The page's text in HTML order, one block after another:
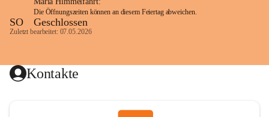
Die Öffnungszeiten können an diesem Feiertag abweichen.
SO Geschlossen
Zuletzt bearbeitet: 07.05.2026
Kontakte